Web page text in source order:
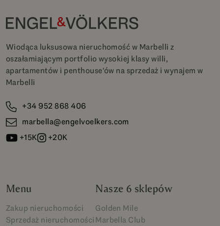
Wiodąca luksusowa nieruchomość w Marbelli z
oszałamiającym portfolio wysokiej klasy willi,
apartamentów i penthouse'ów na sprzedaż i wynajem w
Marbelli
+34 952 868 406
marbella@engelvoelkers.com
+15K
+20K
Menu
Zakup nieruchomości
Sprzedaż nieruchomości
Nasze 6 sklepów
Golden Mile
Marbella Club